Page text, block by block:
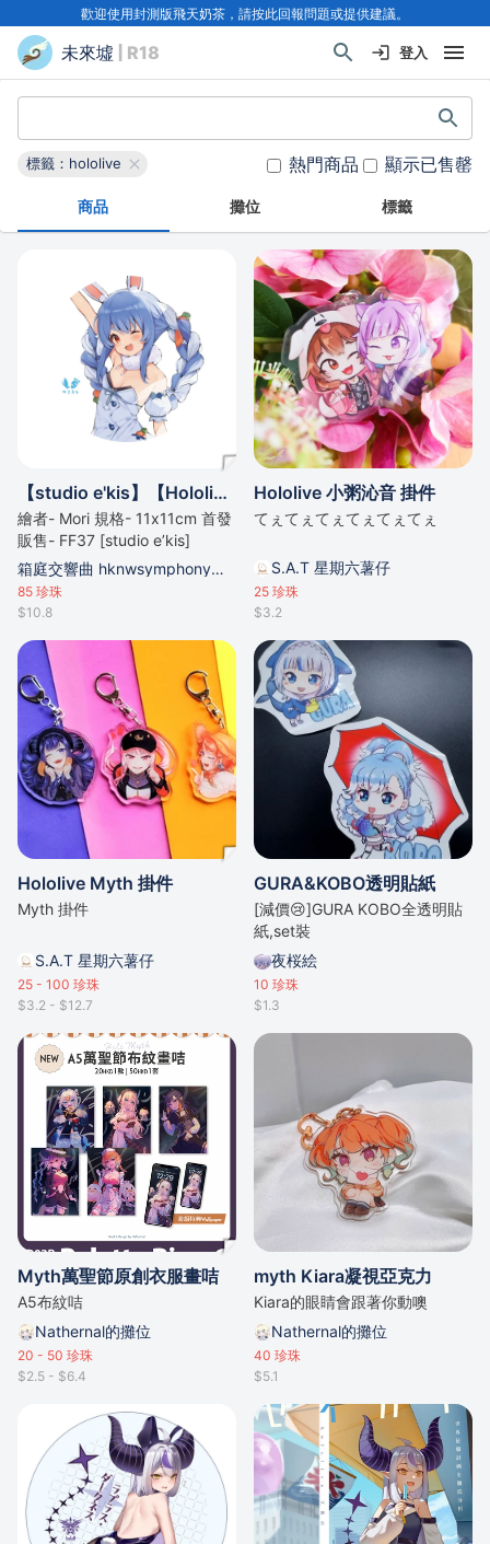
歡迎使用封測版飛天奶茶，請按此回報問題或提供建議。
未來墟 | R18 登入
標籤：hololive 熱門商品 顯示已售罄
商品 攤位 標籤
【studio e'kis】【Hololive】同人二創ぺこら、るしあ貼貼陶瓷吸水杯墊
繪者- Mori 規格- 11x11cm 首發
販售- FF37 [studio e’kis]
箱庭交響曲 hknwsymphony的攤位
85 珍珠
$10.8
Hololive 小粥沁音 掛件
てぇてぇてぇてぇてぇてぇ
S.A.T 星期六薯仔
25 珍珠
$3.2
Hololive Myth 掛件
Myth 掛件
S.A.T 星期六薯仔
25 - 100 珍珠
$3.2 - $12.7
GURA&KOBO透明貼紙
[減價😢]GURA KOBO全透明貼
紙,set裝
夜桜絵
10 珍珠
$1.3
Myth萬聖節原創衣服畫咭
A5布紋咭
Nathernal的攤位
20 - 50 珍珠
$2.5 - $6.4
myth Kiara凝視亞克力
Kiara的眼睛會跟著你動噢
Nathernal的攤位
40 珍珠
$5.1